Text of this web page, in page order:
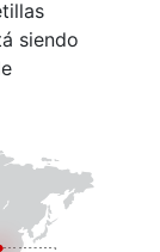
siendo